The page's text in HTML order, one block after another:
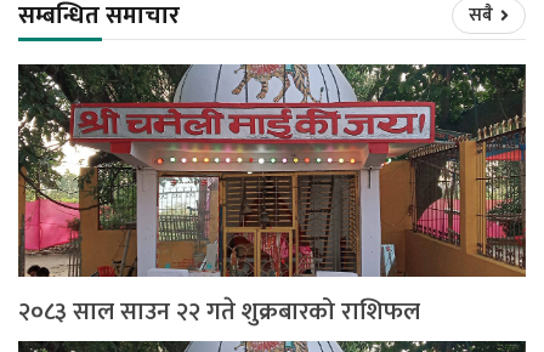
सम्बन्धित समाचार सबै
२०८३ साल साउन २२ गते शुक्रबारको राशिफल